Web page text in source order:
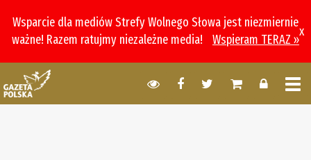
Wsparcie dla mediów Strefy Wolnego Słowa jest niezmiernie
ważne! Razem ratujmy niezależne media!
Wspieram TERAZ »
x